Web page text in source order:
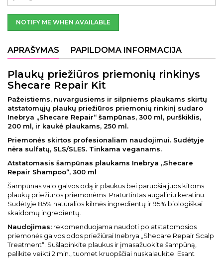
NOTIFY ME WHEN AVAILABLE
APRAŠYMAS PAPILDOMA INFORMACIJA
Plaukų priežiūros priemonių rinkinys
Shecare Repair Kit
Pažeistiems, nuvargusiems ir silpniems plaukams skirtų
atstatomųjų plaukų priežiūros priemonių rinkinį sudaro
Inebrya „Shecare Repair“ šampūnas, 300 ml, purškiklis,
200 ml, ir kaukė plaukams, 250 ml.
Priemonės skirtos profesionaliam naudojimui. Sudėtyje
nėra sulfatų, SLS/SLES. Tinkama veganams.
Atstatomasis šampūnas plaukams Inebrya „Shecare
Repair Shampoo“, 300 ml
Šampūnas valo galvos odą ir plaukus bei paruošia juos kitoms
plaukų priežiūros priemonėms. Praturtintas augaliniu keratinu.
Sudėtyje 85% natūralios kilmės ingredientų ir 95% biologiškai
skaidomų ingredientų.
Naudojimas: rekomenduojama naudoti po atstatomosios
priemonės galvos odos priežiūrai Inebrya „Shecare Repair Scalp
Treatment“. Sušlapinkite plaukus ir įmasažuokite šampūną,
palikite veikti 2 min., tuomet kruopščiai nuskalaukite. Esant